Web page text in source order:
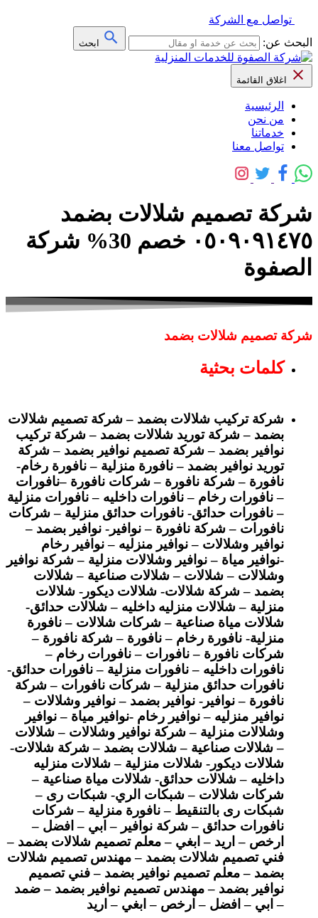
تواصل مع الشركة
البحث عن:
ابحث
اغلاق القائمة
الرئيسية
من نحن
خدماتنا
تواصل معنا
شركة تصميم شلالات بضمد
٠٥٠٩٠٩١٤٧٥ خصم 30% شركة
الصفوة
شركة تصميم شلالات بضمد
كلمات بحثية
شركة تركيب شلالات بضمد – شركة تصميم شلالات
بضمد – شركة توريد شلالات بضمد – شركة تركيب
نوافير بضمد – شركة تصميم نوافير بضمد – شركة
توريد نوافير بضمد – نافورة منزلية – نافورة رخام-
نافورة – شركة نافورة – شركات نافورة –نافورات
– نافورات رخام – نافورات داخليه – نافورات منزلية
– نافورات حدائق- نافورات حدائق منزلية – شركات
نافورات – شركة نافورة – نوافير- نوافير بضمد –
نوافير وشلالات – نوافير منزليه – نوافير رخام
-نوافير مياة – نوافير وشلالات منزلية – شركة نوافير
وشلالات – شلالات – شلالات صناعية – شلالات
بضمد – شركة شلالات- شلالات ديكور- شلالات
منزلية – شلالات منزليه داخليه – شلالات حدائق-
شلالات مياة صناعية – شركات شلالات – نافورة
منزلية- نافورة رخام – نافورة – شركة نافورة –
شركات نافورة – نافورات – نافورات رخام –
نافورات داخليه – نافورات منزلية – نافورات حدائق-
نافورات حدائق منزلية – شركات نافورات – شركة
نافورة – نوافير- نوافير بضمد – نوافير وشلالات –
نوافير منزليه – نوافير رخام -نوافير مياة – نوافير
وشلالات منزلية – شركة نوافير وشلالات – شلالات
– شلالات صناعية – شلالات بضمد – شركة شلالات-
شلالات ديكور- شلالات منزلية – شلالات منزليه
داخليه – شلالات حدائق- شلالات مياة صناعية –
شركات شلالات – شبكات الري- شبكات رى –
شبكات رى بالتنقيط – نافورة منزلية – شركات
نافورات حدائق – شركة نوافير – ابي – افضل –
ارخص – اريد – ابغي – معلم تصميم شلالات بضمد –
فني تصميم شلالات بضمد – مهندس تصميم شلالات
بضمد – معلم تصميم نوافير بضمد – فني تصميم
نوافير بضمد – مهندس تصميم نوافير بضمد – ضمد
– ابي – افضل – ارخص – ابغي – اريد